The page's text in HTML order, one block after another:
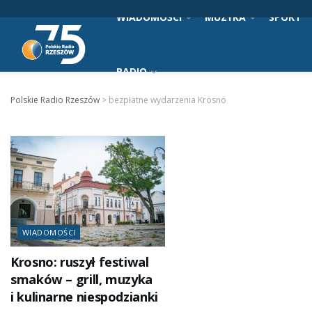
WIADOMOŚCI MUZYKA SPORT
RADIO
Polskie Radio Rzeszów > bezpłatne wydarzenia Krosno
WIADOMOŚCI
Krosno: ruszył festiwal
smaków – grill, muzyka
i kulinarne niespodzianki